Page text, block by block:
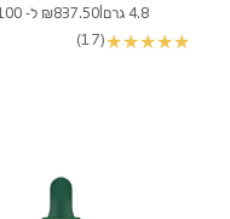
4.8 גרם |₪837.50 ל- 100 גרם
★
★
★
★
★
(17)